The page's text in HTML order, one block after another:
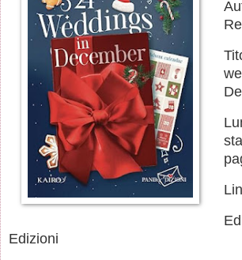
Edizioni